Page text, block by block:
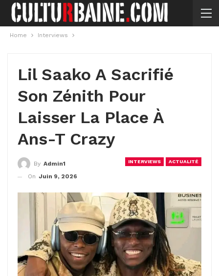
Home Interviews
Lil Saako A Sacrifié
Son Zénith Pour
Laisser La Place À
Ans-T Crazy
INTERVIEWS ACTUALITÉ
By Admin1
On Juin 9, 2026